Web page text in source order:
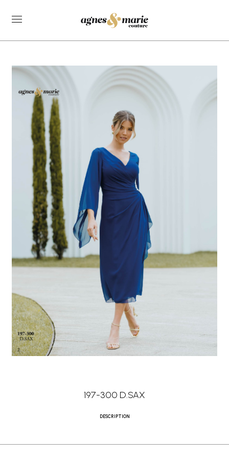
197-300 D.SAX
DESCRIPTION